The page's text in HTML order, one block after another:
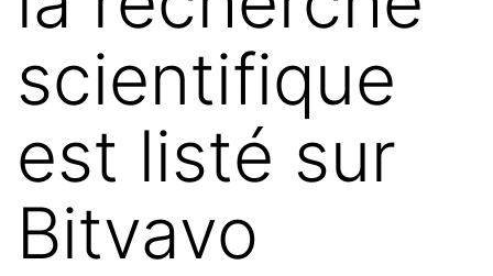
scientifique
est listé sur
Bitvavo